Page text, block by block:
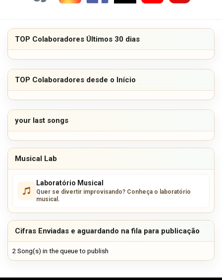
TOP Colaboradores Últimos 30 dias
TOP Colaboradores desde o Início
your last songs
Musical Lab
Laboratório Musical
Quer se divertir improvisando? Conheça o laboratório
musical.
Cifras Enviadas e aguardando na fila para publicação
2 Song(s) in the queue to publish